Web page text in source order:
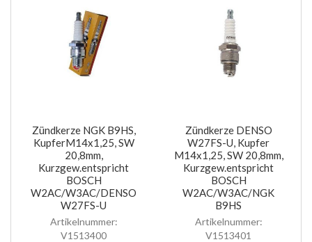
Zündkerze NGK B9HS,
KupferM14x1,25, SW
20,8mm,
Kurzgew.entspricht
BOSCH
W2AC/W3AC/DENSO
W27FS-U
Artikelnummer:
V1513400
Zündkerze DENSO
W27FS-U, Kupfer
M14x1,25, SW 20,8mm,
Kurzgew.entspricht
BOSCH
W2AC/W3AC/NGK
B9HS
Artikelnummer:
V1513401